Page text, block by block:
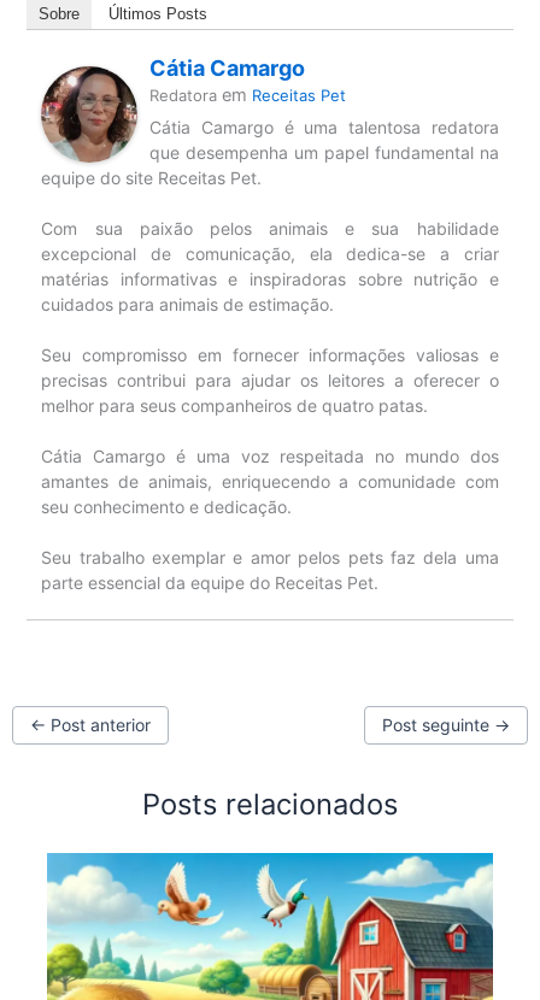
Sobre Últimos Posts
Cátia Camargo
Redatora em Receitas Pet
Cátia Camargo é uma talentosa redatora
que desempenha um papel fundamental na
equipe do site Receitas Pet.
Com sua paixão pelos animais e sua habilidade
excepcional de comunicação, ela dedica-se a criar
matérias informativas e inspiradoras sobre nutrição e
cuidados para animais de estimação.
Seu compromisso em fornecer informações valiosas e
precisas contribui para ajudar os leitores a oferecer o
melhor para seus companheiros de quatro patas.
Cátia Camargo é uma voz respeitada no mundo dos
amantes de animais, enriquecendo a comunidade com
seu conhecimento e dedicação.
Seu trabalho exemplar e amor pelos pets faz dela uma
parte essencial da equipe do Receitas Pet.
← Post anterior Post seguinte →
Posts relacionados